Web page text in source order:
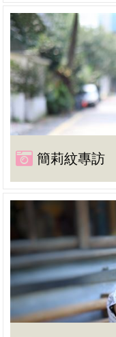
簡莉紋專訪